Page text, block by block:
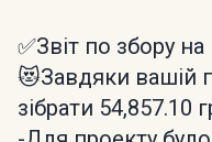
✅Звіт по збору
😻Завдяки вашій
зібрати 54,857.10